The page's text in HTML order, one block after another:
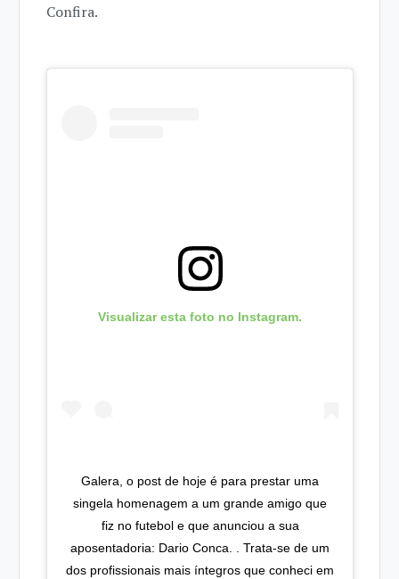
Confira.
Visualizar esta foto no Instagram.
Galera, o post de hoje é para prestar uma
singela homenagem a um grande amigo que
fiz no futebol e que anunciou a sua
aposentadoria: Dario Conca. . Trata-se de um
dos profissionais mais íntegros que conheci em